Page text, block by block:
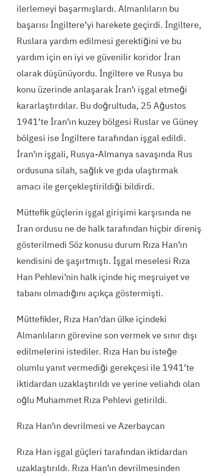
ilerlemeyi başarmışlardı. Almanlıların bu
başarısı İngiltere’yi harekete geçirdi. İngiltere,
Ruslara yardım edilmesi gerektiğini ve bu
yardım için en iyi ve güvenilir koridor İran
olarak düşünüyordu. İngiltere ve Rusya bu
konu üzerinde anlaşarak İran’ı işgal etmeği
kararlaştırdılar. Bu doğrultuda, 25 Ağustos
1941’te İran’ın kuzey bölgesi Ruslar ve Güney
bölgesi ise İngiltere tarafından işgal edildi.
İran’ın işgali, Rusya-Almanya savaşında Rus
ordusuna silah, sağlık ve gıda ulaştırmak
amacı ile gerçekleştirildiği bildirdi.
Müttefik güçlerin işgal girişimi karşısında ne
İran ordusu ne de halk tarafından hiçbir direniş
gösterilmedi Söz konusu durum Rıza Han’ın
kendisini de şaşırtmıştı. İşgal meselesi Rıza
Han Pehlevi’nin halk içinde hiç meşruiyet ve
tabanı olmadığını açıkça göstermişti.
Müttefikler, Rıza Han’dan ülke içindeki
Almanlıların görevine son vermek ve sınır dışı
edilmelerini istediler. Rıza Han bu isteğe
olumlu yanıt vermediği gerekçesi ile 1941’te
iktidardan uzaklaştırıldı ve yerine veliahdı olan
oğlu Muhammet Rıza Pehlevi getirildi.
Rıza Han’ın devrilmesi ve Azerbaycan
Rıza Han işgal güçleri tarafından iktidardan
uzaklaştırıldı. Rıza Han’ın devrilmesinden